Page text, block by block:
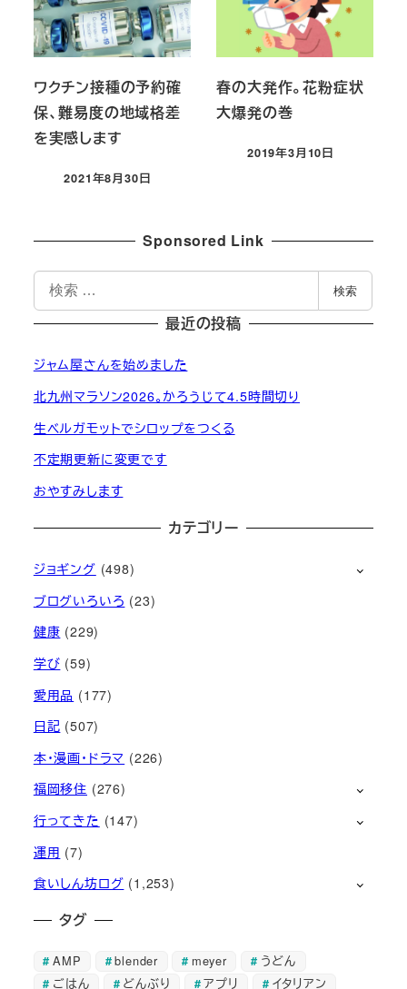
ワクチン接種の予約確
保、難易度の地域格差
を実感します
投稿日
2021年8月30日
春の大発作。花粉症状
大爆発の巻
投稿日
2019年3月10日
Sponsored Link
索
検索
最近の投稿
ジャム屋さんを始めました
北九州マラソン2026。かろうじて4.5時間切り
生ベルガモットでシロップをつくる
不定期更新に変更です
おやすみします
カテゴリー
ジョギング (498)
ブログいろいろ (23)
健康 (229)
学び (59)
愛用品 (177)
日記 (507)
本・漫画・ドラマ (226)
福岡移住 (276)
行ってきた (147)
運用 (7)
食いしん坊ログ (1,253)
タグ
AMP blender meyer
うどん
ごはん
どんぶり アプリ イタリアン